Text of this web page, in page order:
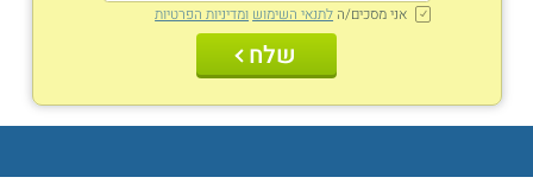
אני מסכים/ה לתנאי השימוש ומדיניות הפרטיות
שלח